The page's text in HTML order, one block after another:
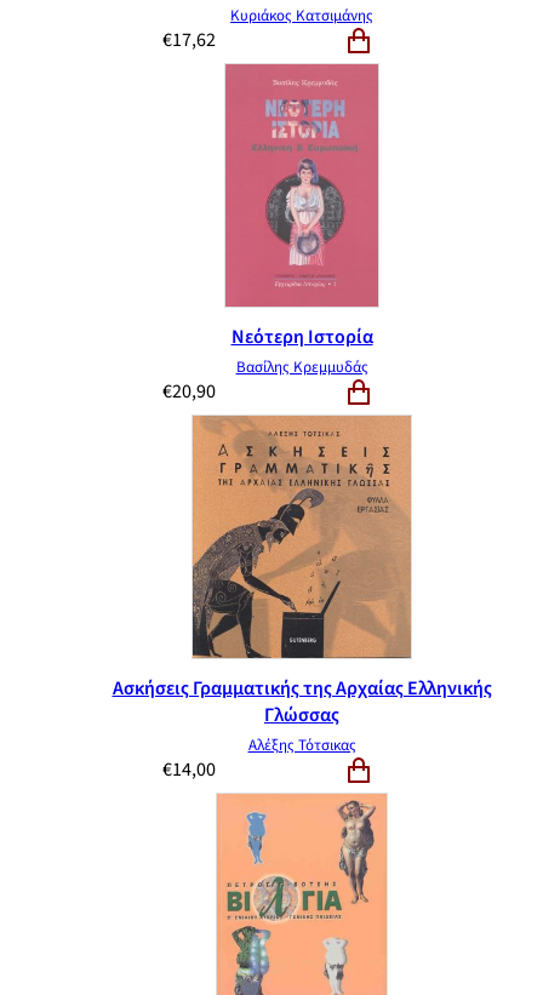
Κυριάκος Κατσιμάνης
€17,62
Νεότερη Ιστορία
Βασίλης Κρεμμυδάς
€20,90
Ασκήσεις Γραμματικής της Αρχαίας Ελληνικής
Γλώσσας
Αλέξης Τότσικας
€14,00